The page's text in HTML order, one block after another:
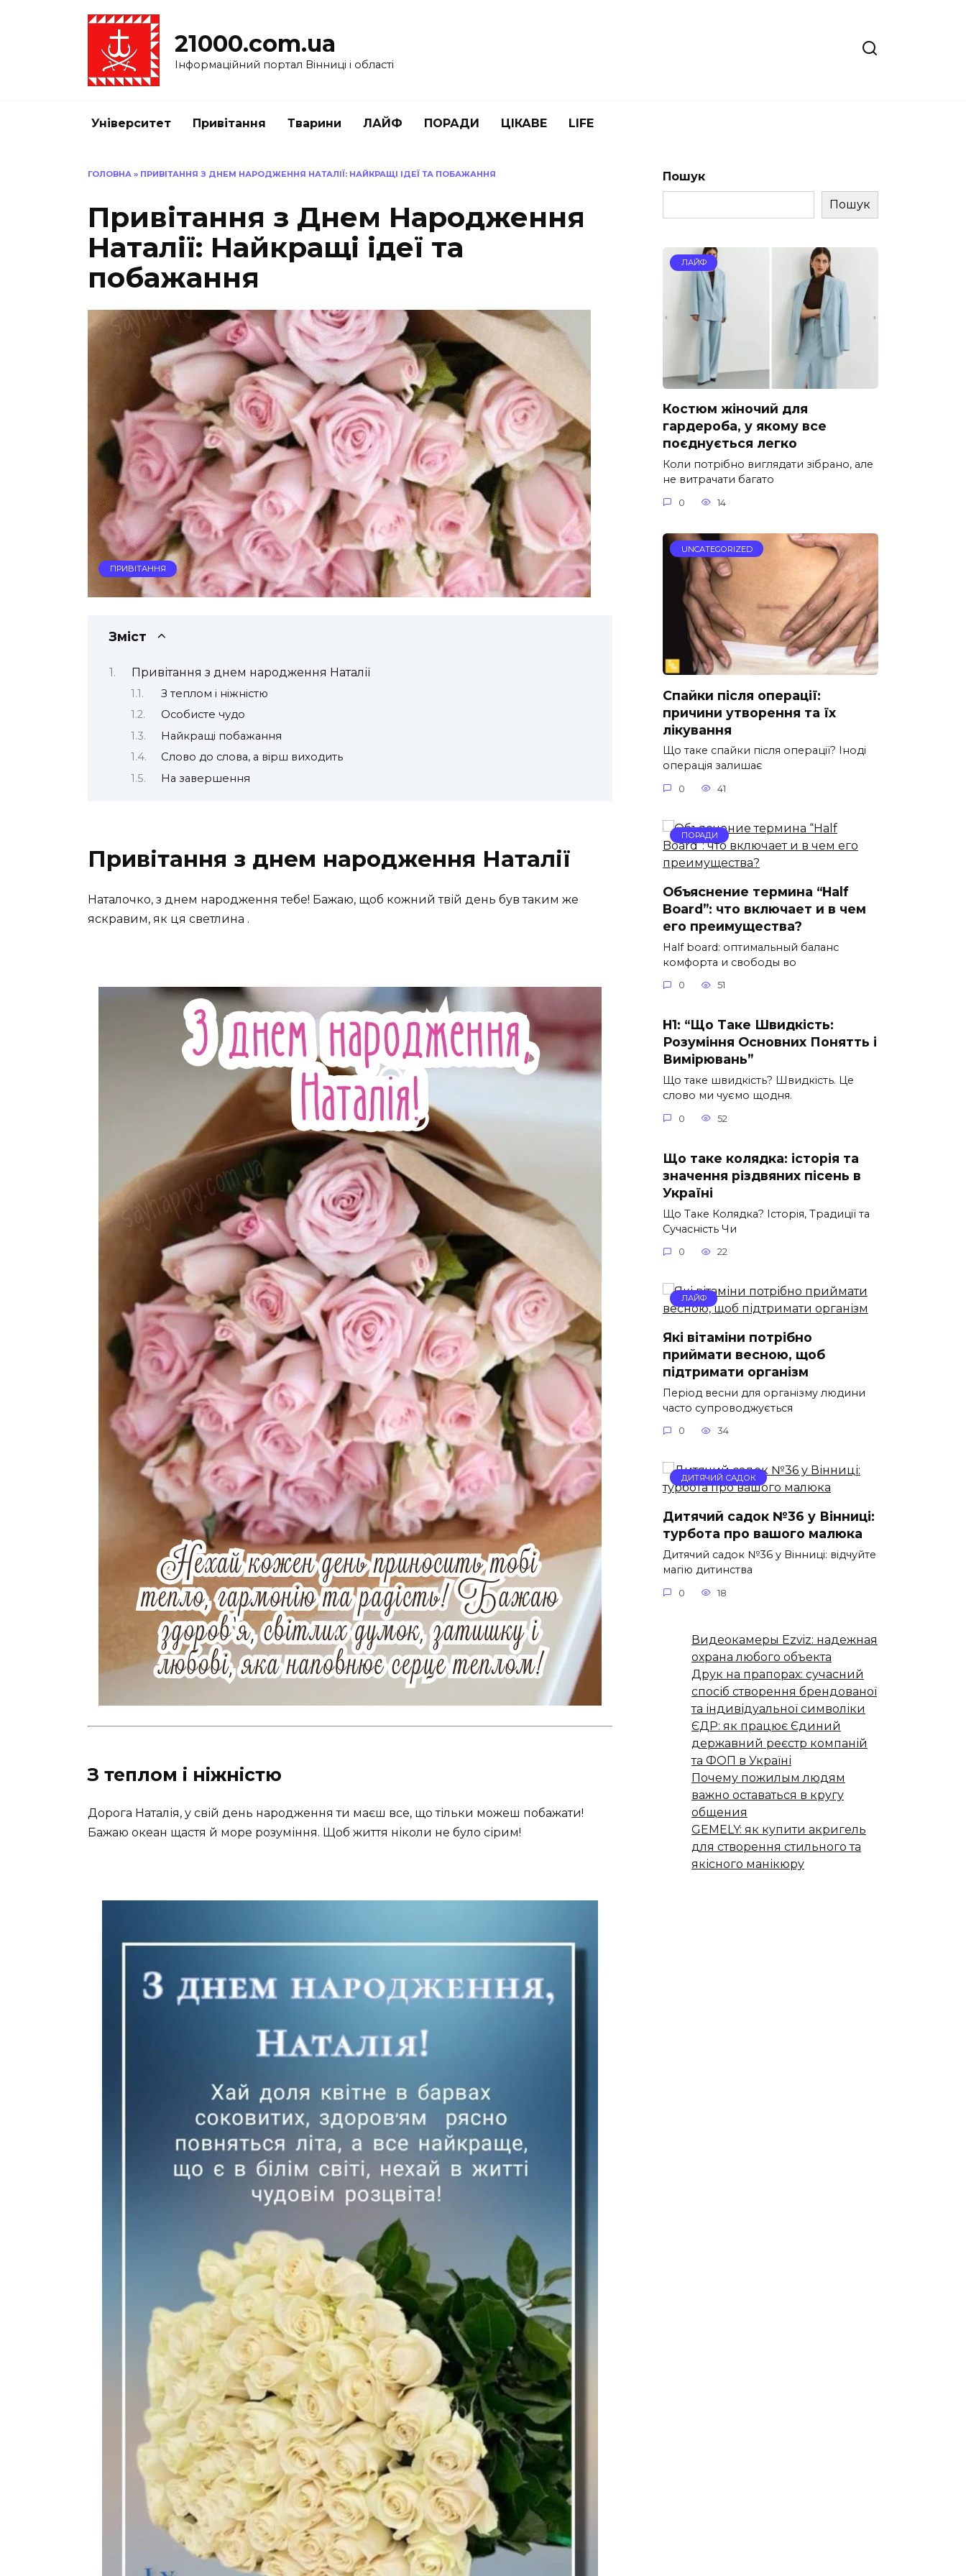
21000.com.ua
Інформаційний портал Вінниці і області
Університет Привітання Тварини ЛАЙФ ПОРАДИ ЦІКАВЕ LIFE
ГОЛОВНА » ПРИВІТАННЯ З ДНЕМ НАРОДЖЕННЯ НАТАЛІЇ: НАЙКРАЩІ ІДЕЇ ТА ПОБАЖАННЯ
Привітання з Днем Народження
Наталії: Найкращі ідеї та
побажання
ПРИВІТАННЯ
Зміст
Привітання з днем народження Наталії
З теплом і ніжністю
Особисте чудо
Найкращі побажання
Слово до слова, а вірш виходить
На завершення
Привітання з днем народження Наталії
Наталочко, з днем народження тебе! Бажаю, щоб кожний твій день був таким же
яскравим, як ця светлина .
З теплом і ніжністю
Дорога Наталія, у свій день народження ти маєш все, що тільки можеш побажати!
Бажаю океан щастя й море розуміння. Щоб життя ніколи не було сірим!
Пошук
Пошук
ЛАЙФ
Костюм жіночий для
гардероба, у якому все
поєднується легко
Коли потрібно виглядати зібрано, але
не витрачати багато
0 14
UNCATEGORIZED
Спайки після операції:
причини утворення та їх
лікування
Що таке спайки після операції? Іноді
операція залишає
0 41
ПОРАДИ
Объяснение термина “Half
Board”: что включает и в чем
его преимущества?
Half board: оптимальный баланс
комфорта и свободы во
0 51
H1: “Що Таке Швидкість:
Розуміння Основних Понятть і
Вимірювань”
Що таке швидкість? Швидкість. Це
слово ми чуємо щодня.
0 52
Що таке колядка: історія та
значення різдвяних пісень в
Україні
Що Таке Колядка? Історія, Традиції та
Сучасність Чи
0 22
ЛАЙФ
Які вітаміни потрібно
приймати весною, щоб
підтримати організм
Період весни для організму людини
часто супроводжується
0 34
ДИТЯЧИЙ САДОК
Дитячий садок №36 у Вінниці:
турбота про вашого малюка
Дитячий садок №36 у Вінниці: відчуйте
магію дитинства
0 18
Видеокамеры Ezviz: надежная
охрана любого объекта
Друк на прапорах: сучасний
спосіб створення брендованої
та індивідуальної символіки
ЄДР: як працює Єдиний
державний реєстр компаній
та ФОП в Україні
Почему пожилым людям
важно оставаться в кругу
общения
GEMELY: як купити акригель
для створення стильного та
якісного манікюру